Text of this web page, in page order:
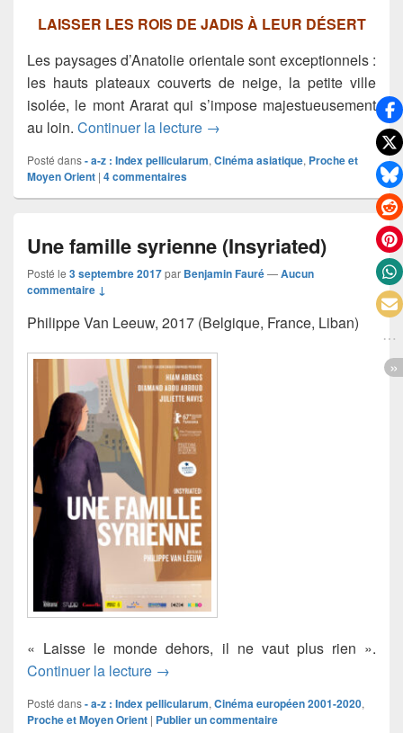
LAISSER LES ROIS DE JADIS À LEUR DÉSERT
Les paysages d’Anatolie orientale sont exceptionnels :
les hauts plateaux couverts de neige, la petite ville
isolée, le mont Ararat qui s’impose majestueusement
au loin. Continuer la lecture Les herbes sèches
→
Posté dans- a-z : Index pellicularum, Cinéma asiatique, Proche et
Moyen Orient | 4commentaires
Une famille syrienne (Insyriated)
Posté le 3 septembre 2017par Benjamin Fauré—Aucun
commentaire ↓
Philippe Van Leeuw, 2017 (Belgique, France, Liban)
« Laisse le monde dehors, il ne vaut plus rien ».
Continuer la lecture Une famille syrienne (Insyriated)
→
Posté dans- a-z : Index pellicularum, Cinéma européen 2001-2020,
Proche et Moyen Orient | Publier un commentaire